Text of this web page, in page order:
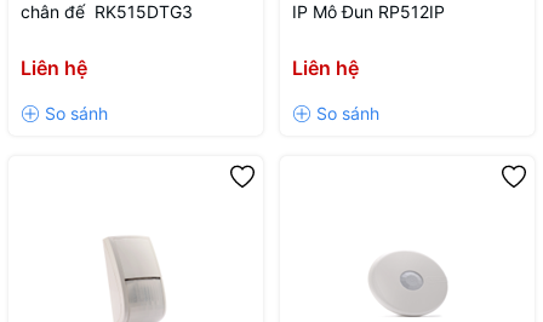
chân đế RK515DTG3
Liên hệ
IP Mô Đun RP512IP
Liên hệ